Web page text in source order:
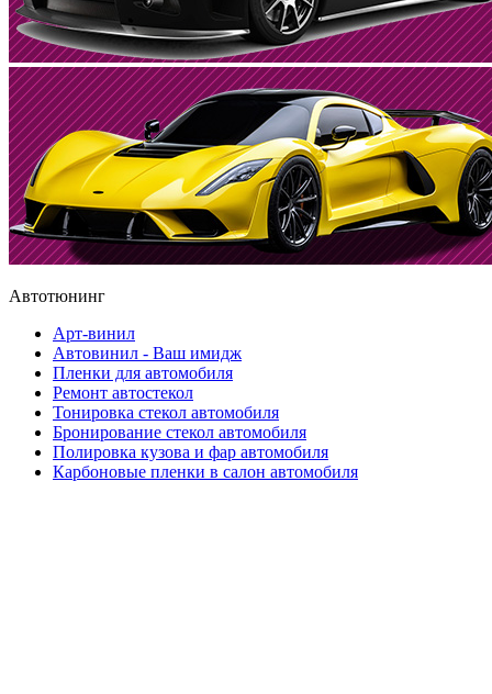
Автотюнинг
Арт-винил
Автовинил - Ваш имидж
Пленки для автомобиля
Ремонт автостекол
Тонировка стекол автомобиля
Бронирование стекол автомобиля
Полировка кузова и фар автомобиля
Карбоновые пленки в салон автомобиля